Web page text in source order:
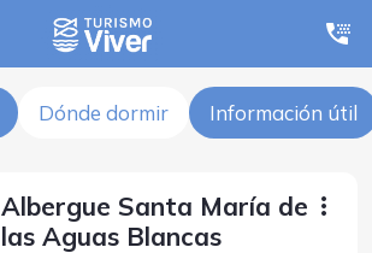
Dónde dormir Información útil
Albergue Santa María de
las Aguas Blancas